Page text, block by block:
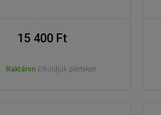
15 400 Ft
Raktáron Elküldjük pénteken